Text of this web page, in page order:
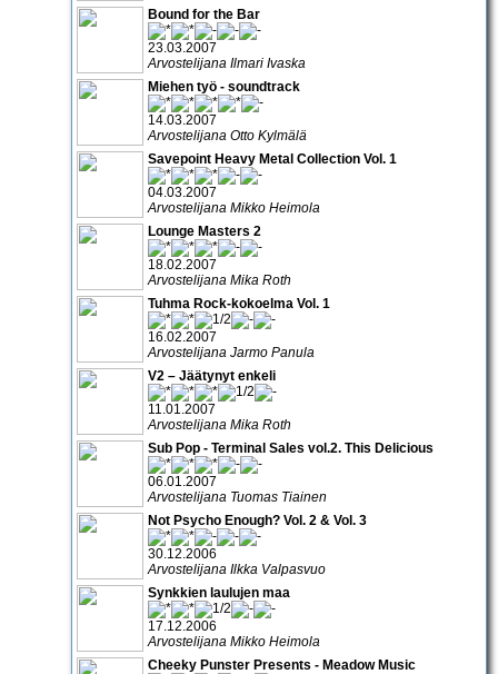
Bound for the Bar
23.03.2007
Arvostelijana Ilmari Ivaska
Miehen työ - soundtrack
14.03.2007
Arvostelijana Otto Kylmälä
Savepoint Heavy Metal Collection Vol. 1
04.03.2007
Arvostelijana Mikko Heimola
Lounge Masters 2
18.02.2007
Arvostelijana Mika Roth
Tuhma Rock-kokoelma Vol. 1
16.02.2007
Arvostelijana Jarmo Panula
V2 – Jäätynyt enkeli
11.01.2007
Arvostelijana Mika Roth
Sub Pop - Terminal Sales vol.2. This Delicious
06.01.2007
Arvostelijana Tuomas Tiainen
Not Psycho Enough? Vol. 2 & Vol. 3
30.12.2006
Arvostelijana Ilkka Valpasvuo
Synkkien laulujen maa
17.12.2006
Arvostelijana Mikko Heimola
Cheeky Punster Presents - Meadow Music